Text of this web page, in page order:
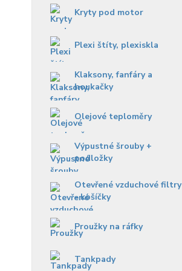
Kryty pod motor
Plexi štíty, plexiskla
Klaksony, fanfáry a
houkačky
Olejové teploměry
Výpustné šrouby +
podložky
Otevřené vzduchové filtry
- košíčky
Proužky na ráfky
Tankpady